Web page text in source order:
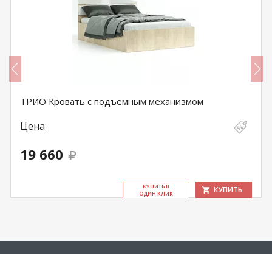
ТРИО Кровать с подъемным механизмом
Цена
19 660
КУ­ПИТЬ В
ОДИН КЛИК
КУПИТЬ